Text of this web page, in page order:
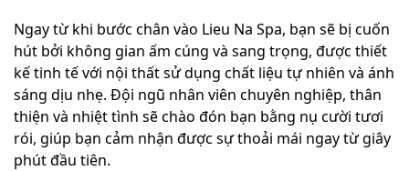
Ngay từ khi bước chân vào Lieu Na Spa, bạn sẽ bị cuốn
hút bởi không gian ấm cúng và sang trọng, được thiết
kế tinh tế với nội thất sử dụng chất liệu tự nhiên và ánh
sáng dịu nhẹ. Đội ngũ nhân viên chuyên nghiệp, thân
thiện và nhiệt tình sẽ chào đón bạn bằng nụ cười tươi
rói, giúp bạn cảm nhận được sự thoải mái ngay từ giây
phút đầu tiên.